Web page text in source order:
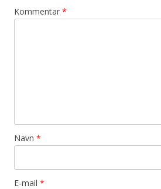
Kommentar *
Navn *
E-mail *